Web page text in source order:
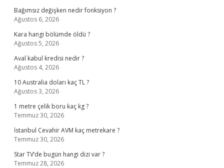
Bağımsız değişken nedir fonksiyon ?
Ağustos 6, 2026
Kara hangi bölümde öldü ?
Ağustos 5, 2026
Aval kabul kredisi nedir ?
Ağustos 4, 2026
10 Australia doları kaç TL ?
Ağustos 3, 2026
1 metre çelik boru kaç kg ?
Temmuz 30, 2026
İstanbul Cevahir AVM kaç metrekare ?
Temmuz 30, 2026
Star TV’de bugün hangi dizi var ?
Temmuz 28, 2026